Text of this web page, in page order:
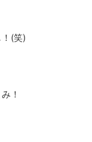
(笑)
！